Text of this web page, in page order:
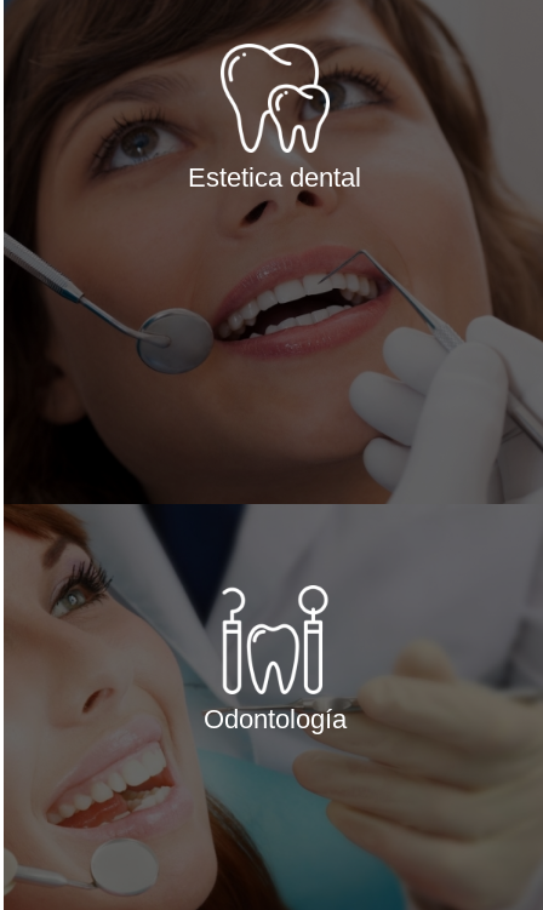
Estetica dental
Odontología